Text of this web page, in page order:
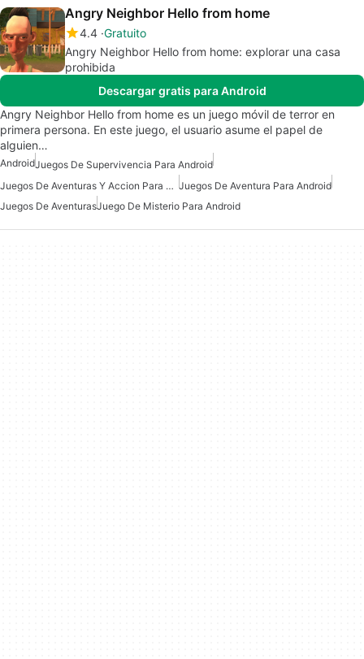
Angry Neighbor Hello from home
4.4 Gratuito
Angry Neighbor Hello from home: explorar una casa
prohibida
Descargar gratis para Android
Angry Neighbor Hello from home es un juego móvil de terror en
primera persona. En este juego, el usuario asume el papel de
alguien…
AndroidJuegos De Supervivencia Para Android
Juegos De Aventuras Y Accion Para Android Juegos De Aventura Para Android
Juegos De AventurasJuego De Misterio Para Android